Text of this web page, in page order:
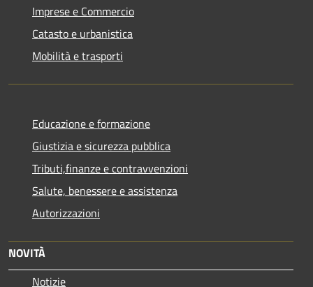
Imprese e Commercio
Catasto e urbanistica
Mobilità e trasporti
Educazione e formazione
Giustizia e sicurezza pubblica
Tributi,finanze e contravvenzioni
Salute, benessere e assistenza
Autorizzazioni
NOVITÀ
Notizie